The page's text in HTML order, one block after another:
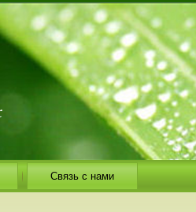
Связь с нами